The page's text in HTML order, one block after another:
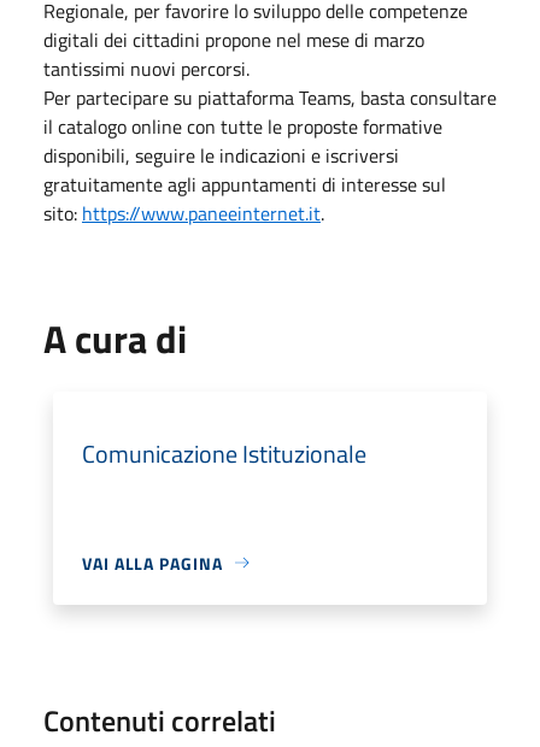
Regionale, per favorire lo sviluppo delle competenze
digitali dei cittadini propone nel mese di marzo
tantissimi nuovi percorsi.
Per partecipare su piattaforma Teams, basta consultare
il catalogo online con tutte le proposte formative
disponibili, seguire le indicazioni e iscriversi
gratuitamente agli appuntamenti di interesse sul
sito: https://www.paneeinternet.it.
A cura di
Comunicazione Istituzionale
VAI ALLA PAGINA
Contenuti correlati